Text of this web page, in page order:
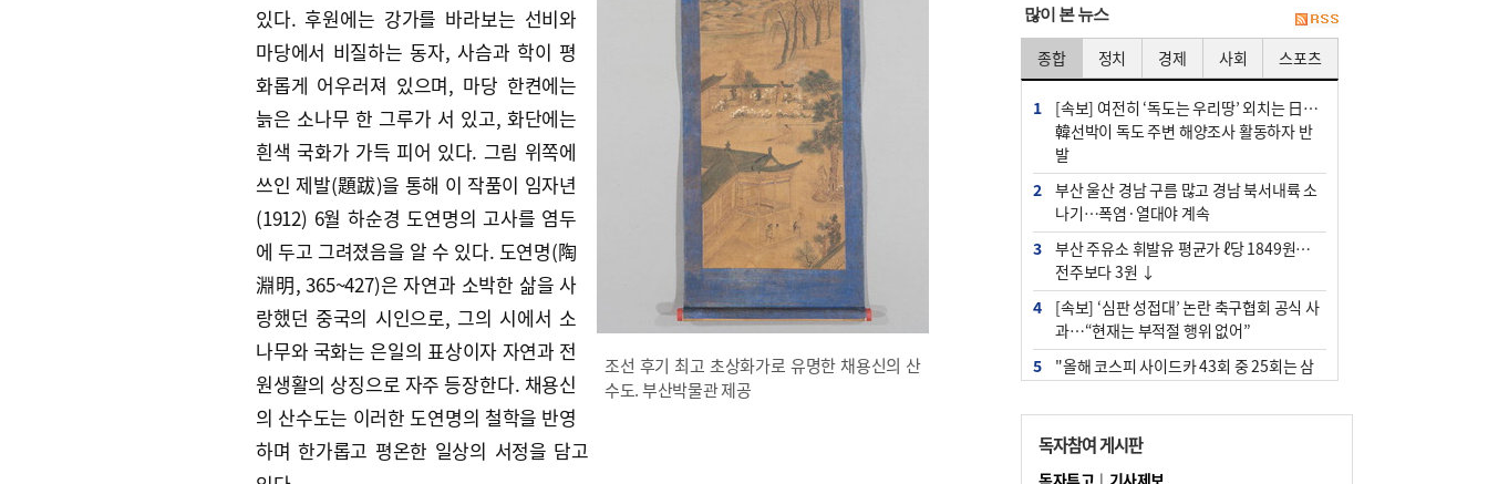
조선 후기 최고 초상화가로 유명한 채용신의 산
수도. 부산박물관 제공
있다. 후원에는 강가를 바라보는 선비와
마당에서 비질하는 동자, 사슴과 학이 평
화롭게 어우러져 있으며, 마당 한켠에는
늙은 소나무 한 그루가 서 있고, 화단에는
흰색 국화가 가득 피어 있다. 그림 위쪽에
쓰인 제발(題跋)을 통해 이 작품이 임자년
(1912) 6월 하순경 도연명의 고사를 염두
에 두고 그려졌음을 알 수 있다. 도연명(陶
淵明, 365~427)은 자연과 소박한 삶을 사
랑했던 중국의 시인으로, 그의 시에서 소
나무와 국화는 은일의 표상이자 자연과 전
원생활의 상징으로 자주 등장한다. 채용신
의 산수도는 이러한 도연명의 철학을 반영
하며 한가롭고 평온한 일상의 서정을 담고
많이 본 뉴스
종합 정치 경제 사회 스포츠
1
[속보] 여전히 ‘독도는 우리땅’ 외치는 日…
韓선박이 독도 주변 해양조사 활동하자 반
발
2
부산 울산 경남 구름 많고 경남 북서내륙 소
나기…폭염·열대야 계속
3
부산 주유소 휘발유 평균가 ℓ당 1849원…
전주보다 3원 ↓
4
[속보] ‘심판 성접대’ 논란 축구협회 공식 사
과…“현재는 부적절 행위 없어”
5
"올해 코스피 사이드카 43회 중 25회는 삼
군사기밀 유출자 색출 지시
독자참여 게시판
독자투고| 기사제보